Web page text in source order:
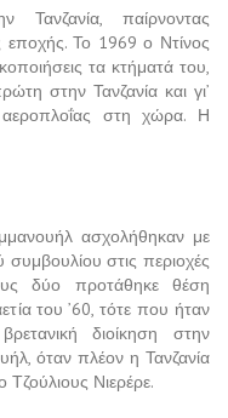
Τανζανία, παίρνοντας
εποχής. Το 1969 ο Ντίνος
τα κτήματά του,
στην Τανζανία και γι’
στη χώρα. Η
ασχολήθηκαν με
συμβουλίου στις περιοχές
δύο προτάθηκε θέση
του ’60, τότε που ήταν
διοίκηση στην
όταν πλέον η Τανζανία
Νιερέρε.